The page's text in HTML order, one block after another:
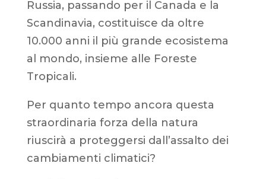
Russia, passando per il Canada e la
Scandinavia, costituisce da oltre
10.000 anni il più grande ecosistema
al mondo, insieme alle Foreste
Tropicali.
Per quanto tempo ancora questa
straordinaria forza della natura
riuscirà a proteggersi dall’assalto dei
cambiamenti climatici?